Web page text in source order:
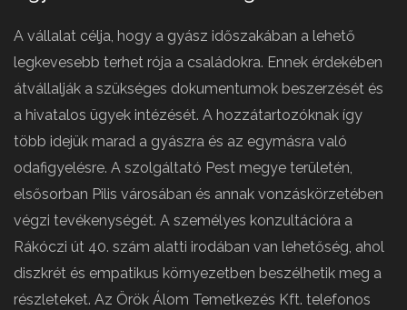
A vállalat célja, hogy a gyász időszakában a lehető
legkevesebb terhet rója a családokra. Ennek érdekében
átvállalják a szükséges dokumentumok beszerzését és
a hivatalos ügyek intézését. A hozzátartozóknak így
több idejük marad a gyászra és az egymásra való
odafigyelésre. A szolgáltató Pest megye területén,
elsősorban Pilis városában és annak vonzáskörzetében
végzi tevékenységét. A személyes konzultációra a
Rákóczi út 40. szám alatti irodában van lehetőség, ahol
diszkrét és empatikus környezetben beszélhetik meg a
részleteket. Az Örök Álom Temetkezés Kft. telefonos